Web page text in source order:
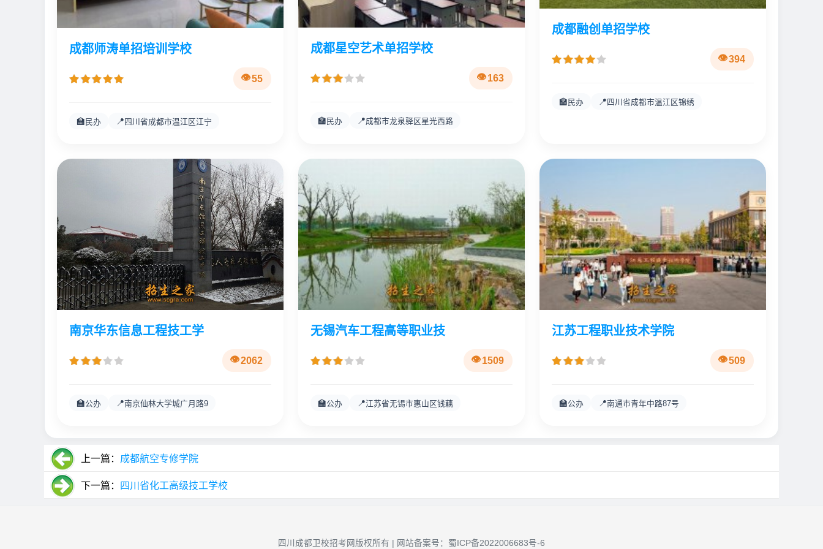
成都师涛单招培训学校
55
🏫 民办 📍 四川省成都市温江区江宁
成都星空艺术单招学校
163
🏫 民办 📍成都市龙泉驿区星光西路
成都融创单招学校
394
🏫 民办 📍 四川省成都市温江区锦绣
南京华东信息工程技工学
2062
🏫公办 📍南京仙林大学城广月路9
无锡汽车工程高等职业技
1509
🏫公办 📍江苏省无锡市惠山区钱藕
江苏工程职业技术学院
509
🏫公办 📍南通市青年中路87号
上一篇： 成都航空专修学院
下一篇： 四川省化工高级技工学校
四川成都卫校招考网版权所有 | 网站备案号： 蜀ICP备2022006683号-6